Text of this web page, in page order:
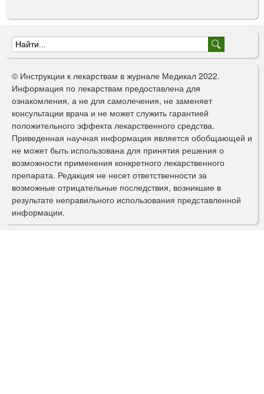
Ф
о
р
м
а
п
о
и
с
к
© Инструкции к лекарствам в журнале Медикал 2022.
Информация по лекарствам предоставлена для
ознакомления, а не для самолечения, не заменяет
консультации врача и не может служить гарантией
положительного эффекта лекарственного средства.
Приведенная научная информация является обобщающей и
не может быть использована для принятия решения о
возможности применения конкретного лекарственного
препарата. Редакция не несет ответственности за
возможные отрицательные последствия, возникшие в
результате неправильного использования представленной
информации.